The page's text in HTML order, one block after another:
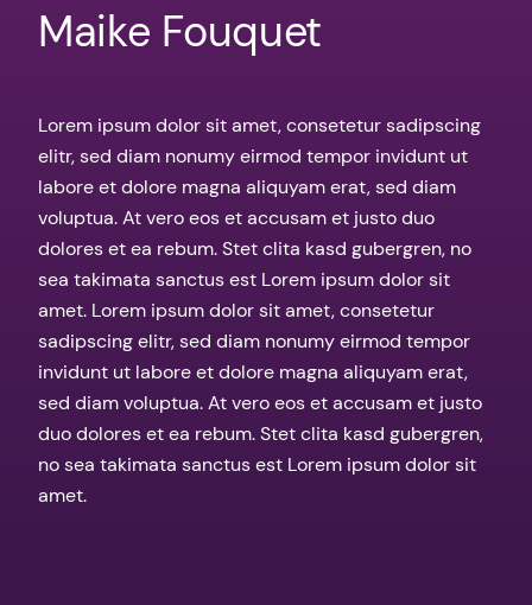
Maike Fouquet
Lorem ipsum dolor sit amet, consetetur sadipscing
elitr, sed diam nonumy eirmod tempor invidunt ut
labore et dolore magna aliquyam erat, sed diam
voluptua. At vero eos et accusam et justo duo
dolores et ea rebum. Stet clita kasd gubergren, no
sea takimata sanctus est Lorem ipsum dolor sit
amet. Lorem ipsum dolor sit amet, consetetur
sadipscing elitr, sed diam nonumy eirmod tempor
invidunt ut labore et dolore magna aliquyam erat,
sed diam voluptua. At vero eos et accusam et justo
duo dolores et ea rebum. Stet clita kasd gubergren,
no sea takimata sanctus est Lorem ipsum dolor sit
amet.